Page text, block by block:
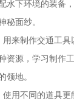
水下环境的装备
面纱。
来制作交通工
资源，学习制作
地。
用不同的道具